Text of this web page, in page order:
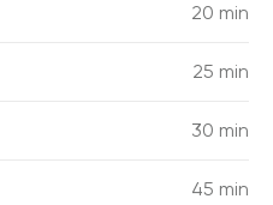
20 min
25 min
30 min
45 min